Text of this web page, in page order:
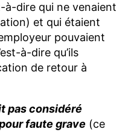
à-dire qui ne venaient
et qui étaient
pouvaient
à-dire qu’ils
de retour à
pas considéré
faute grave (ce